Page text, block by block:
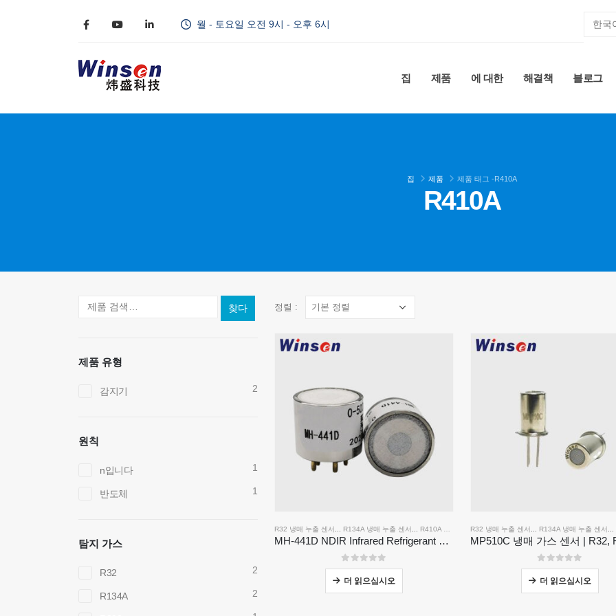
월 - 토요일 오전 9시 - 오후 6시
집 제품 에 대한 해결책 블로그
집 제품 제품 태그 -R410A
R410A
정렬 :
R32 냉매 누출 센서 R134A 냉매 누출 센서 R410A 냉매 누출 센서 ,,,R454B 냉매 누출 센서
MH-441D NDIR Infrared Refrigerant Sensor | High Sensitivity | HVAC & Industrial Safety | Long Lifespan
05 중
더 읽으십시오
R32 냉매 누출 센서 R134A 냉매 누출 센서
05 중
더 읽으십시오
찾다
제품 유형
감지기 2
원칙
n입니다 1
반도체 1
탐지 가스
R32 2
R134A 2